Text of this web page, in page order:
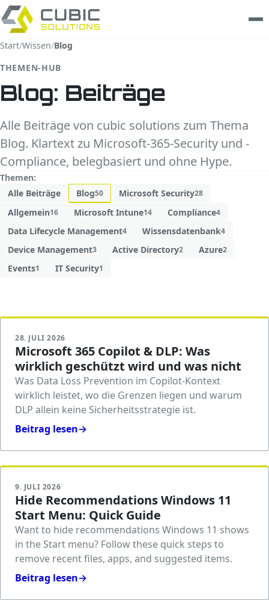
Leistungen
clarios
Wissen
Unternehmen
Trust Center
Kontakt
Start/Wissen/Blog
THEMEN-HUB
Blog: Beiträge
Alle Beiträge von cubic solutions zum Thema
Blog. Klartext zu Microsoft-365-Security und -
Compliance, belegbasiert und ohne Hype.
Themen:
Alle Beiträge
Blog50 Microsoft Security28
Allgemein16 Microsoft Intune14 Compliance4
Data Lifecycle Management4 Wissensdatenbank4
Device Management3 Active Directory2 Azure2
Events1 IT Security1
28. JULI 2026
Microsoft 365 Copilot & DLP: Was
wirklich geschützt wird und was nicht
Was Data Loss Prevention im Copilot-Kontext
wirklich leistet, wo die Grenzen liegen und warum
DLP allein keine Sicherheitsstrategie ist.
Beitrag lesen→
9. JULI 2026
Hide Recommendations Windows 11
Start Menu: Quick Guide
Want to hide recommendations Windows 11 shows
in the Start menu? Follow these quick steps to
remove recent files, apps, and suggested items.
Beitrag lesen→